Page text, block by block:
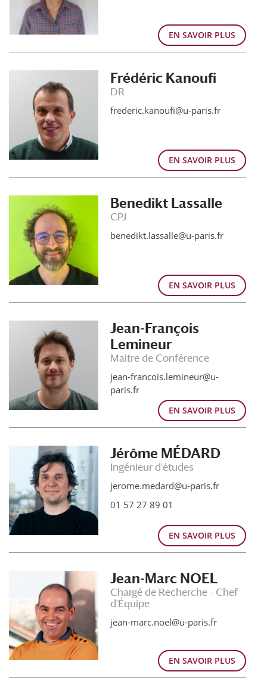
EN SAVOIR PLUS
Frédéric Kanoufi
DR
frederic.kanoufi@u-paris.fr
EN SAVOIR PLUS
Benedikt Lassalle
CPJ
benedikt.lassalle@u-paris.fr
EN SAVOIR PLUS
Jean-François
Lemineur
Maitre de Conférence
jean-francois.lemineur@u-
paris.fr
EN SAVOIR PLUS
Jérôme MÉDARD
Ingénieur d'études
jerome.medard@u-paris.fr
01 57 27 89 01
EN SAVOIR PLUS
Jean-Marc NOEL
Chargé de Recherche - Chef
d'Équipe
jean-marc.noel@u-paris.fr
EN SAVOIR PLUS